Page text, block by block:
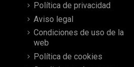
Política de privacidad
Aviso legal
Condiciones de uso de la
web
Política de cookies